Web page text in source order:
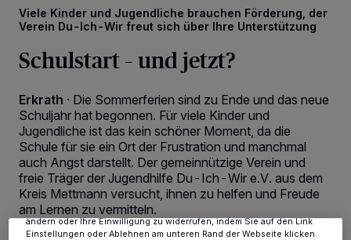
Viele Kinder und Jugendliche brauchen Förderung, der
Verein Du-Ich-Wir freut sich über Ihre Unterstützung
Schulstart – und jetzt?
Erkrath · Die Sommerferien sind zu Ende und das neue
Schuljahr hat begonnen. Für viele Kinder und
Jugendliche ist das kein schöner Moment, da die
Schule für sie ein Ort der Frustration und manchmal
auch Angst darstellt. Der gemeinnützige Verein und
freie Träger der Jugendhilfe Du-Ich-Wir e.V. aus dem
Kreis Mettmann versucht, ihnen zu helfen und Freude
am Lernen zu vermitteln.
Wir und unsere 218-Partner speichern und greifen auf
personenbezogene Daten wie Browserdaten oder eindeutige
Kennungen auf Ihrem Gerät zu. Durch Auswahl von OK aktivieren Sie
Tracking-Technologien für die unter „Wir und unsere Partner
verarbeiten Daten, um Ihnen Dienste bereitzustellen“ aufgeführten
Zwecke. Wenn Tracker deaktiviert sind, sind manche Inhalte und
Anzeigen möglicherweise nicht mehr so relevant für Sie. Sie können
dieses Menü jederzeit wieder aufrufen, um Ihre Einstellungen zu
ändern oder Ihre Einwilligung zu widerrufen, indem Sie auf den Link
Einstellungen oder Ablehnen am unteren Rand der Webseite klicken.